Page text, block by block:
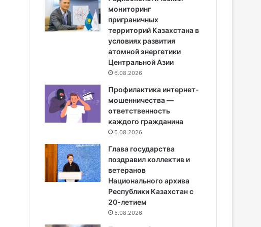
мониторинг
приграничных
территорий Казахстана в
условиях развития
атомной энергетики
Центральной Азии
6.08.2026
Профилактика интернет-
мошенничества —
ответственность
каждого гражданина
6.08.2026
Глава государства
поздравил коллектив и
ветеранов
Национального архива
Республики Казахстан с
20-летием
5.08.2026